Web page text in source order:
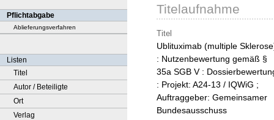
Pflichtabgabe
Ablieferungsverfahren
Listen
Titel
Autor / Beteiligte
Ort
Verlag
Titelaufnahme
Titel
Ublituximab (multiple
: Nutzenbewertung gemäß §
35a SGB V :
: Projekt: A24-13 / IQWiG ;
Auftraggeber: Gemeinsamer
Bundesausschuss